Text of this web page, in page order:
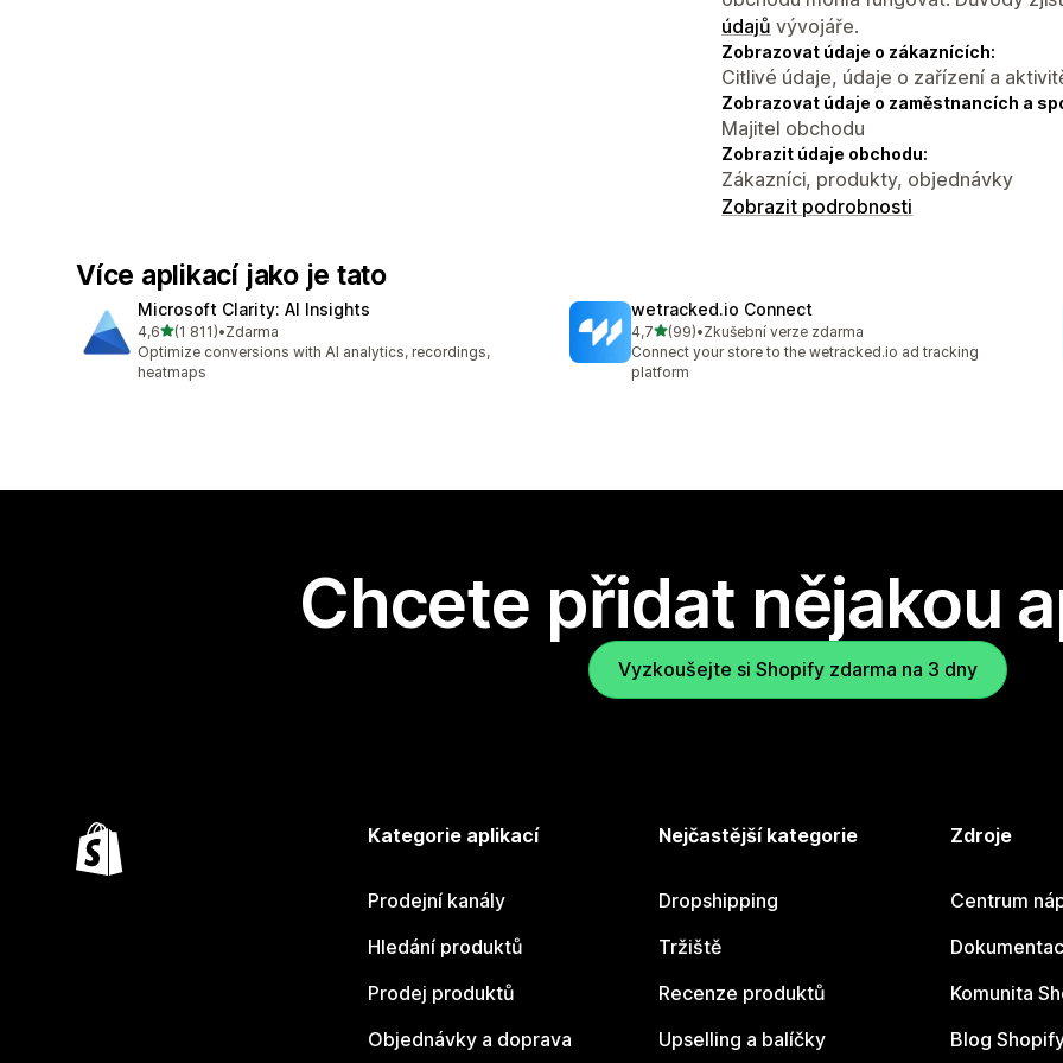
údajů vývojáře.
Zobrazovat údaje o zákaznících:
Citlivé údaje, údaje o zařízení a
Zobrazovat údaje o zaměstnancích a
Majitel obchodu
Zobrazit údaje obchodu:
Zákazníci, produkty, objednávky
Zobrazit podrobnosti
Více aplikací jako je tato
Microsoft Clarity: AI Insights
4,6z 5 hvězd
(1 811)
Celkový počet recenzí: 1811
•Zdarma
Optimize conversions with AI analytics, recordings,
heatmaps
wetracked.io Connect
4,7z 5 hvězd
(99)
Celkový počet recenzí: 99
•Zkušební verze zdarma
Connect your store to the wetracked.io ad tracking
platform
Chcete přidat nějakou
Vyzkoušejte si Shopify zdarma na 3 dny
Kategorie aplikací
Prodejní kanály
Hledání produktů
Prodej produktů
Objednávky a doprava
Nejčastější kategorie
Dropshipping
Tržiště
Recenze produktů
Upselling a balíčky
Zdroje
Centrum
Komunita
Blog